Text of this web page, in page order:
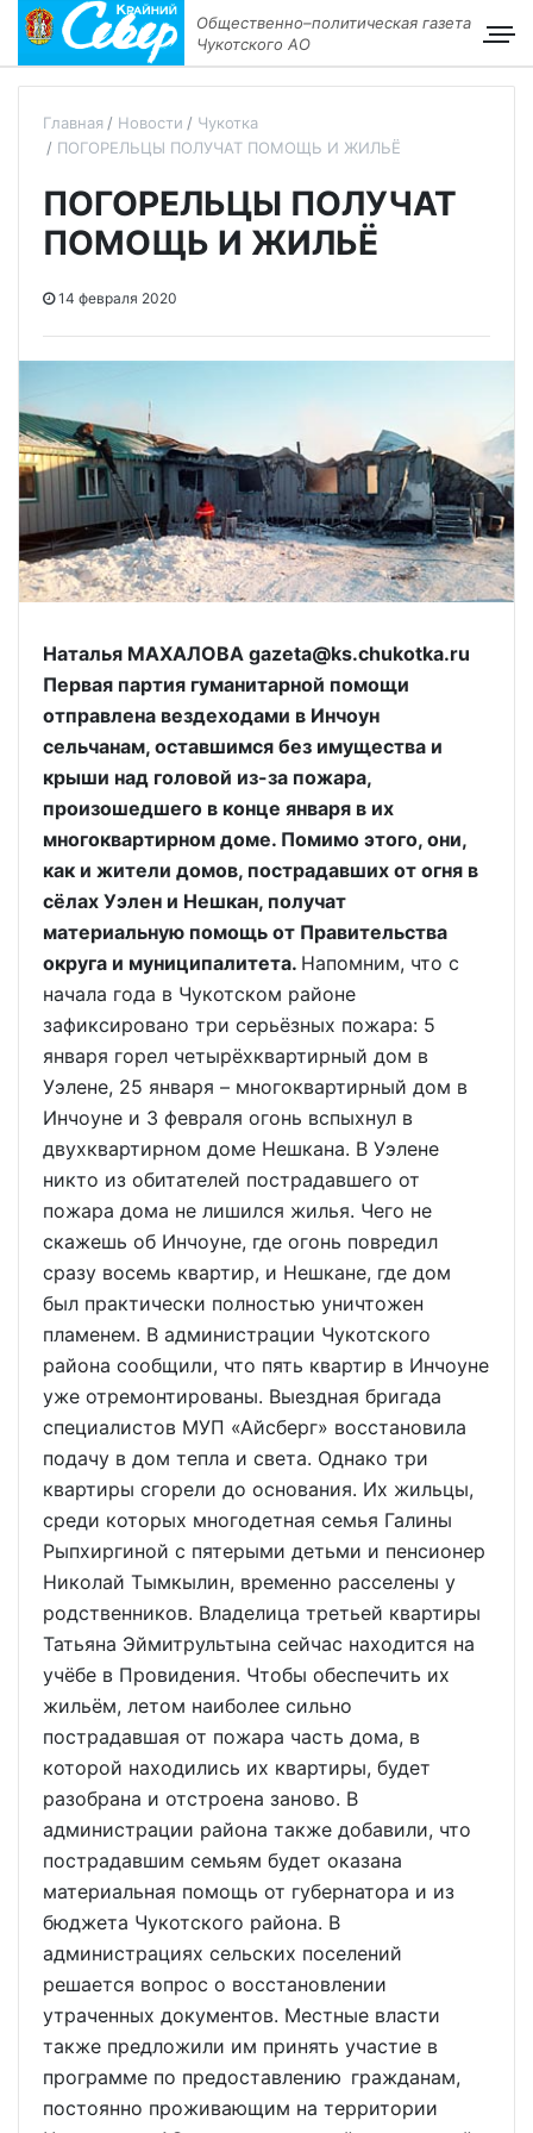
Общественно–политическая газета
Чукотского АО
Главная Новости
Чукотка
ПОГОРЕЛЬЦЫ ПОЛУЧАТ ПОМОЩЬ И ЖИЛЬЁ
ПОГОРЕЛЬЦЫ ПОЛУЧАТ
ПОМОЩЬ И ЖИЛЬЁ
14 февраля 2020
Наталья МАХАЛОВА gazeta@ks.chukotka.ru
Первая партия гуманитарной помощи
отправлена вездеходами в Инчоун
сельчанам, оставшимся без имущества и
крыши над головой из-за пожара,
произошедшего в конце января в их
многоквартирном доме. Помимо этого, они,
как и жители домов, пострадавших от огня в
сёлах Уэлен и Нешкан, получат
материальную помощь от Правительства
округа и муниципалитета. Напомним, что с
начала года в Чукотском районе
зафиксировано три серьёзных пожара: 5
января горел четырёхквартирный дом в
Уэлене, 25 января – многоквартирный дом в
Инчоуне и 3 февраля огонь вспыхнул в
двухквартирном доме Нешкана. В Уэлене
никто из обитателей пострадавшего от
пожара дома не лишился жилья. Чего не
скажешь об Инчоуне, где огонь повредил
сразу восемь квартир, и Нешкане, где дом
был практически полностью уничтожен
пламенем. В администрации Чукотского
района сообщили, что пять квартир в Инчоуне
уже отремонтированы. Выездная бригада
специалистов МУП «Айсберг» восстановила
подачу в дом тепла и света. Однако три
квартиры сгорели до основания. Их жильцы,
среди которых многодетная семья Галины
Рыпхиргиной с пятерыми детьми и пенсионер
Николай Тымкылин, временно расселены у
родственников. Владелица третьей квартиры
Татьяна Эймитрультына сейчас находится на
учёбе в Провидения. Чтобы обеспечить их
жильём, летом наиболее сильно
пострадавшая от пожара часть дома, в
которой находились их квартиры, будет
разобрана и отстроена заново. В
администрации района также добавили, что
пострадавшим семьям будет оказана
материальная помощь от губернатора и из
бюджета Чукотского района. В
администрациях сельских поселений
решается вопрос о восстановлении
утраченных документов. Местные власти
также предложили им принять участие в
программе по предоставлению гражданам,
постоянно проживающим на территории